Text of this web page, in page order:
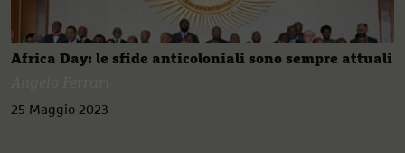
Africa Day: le sfide anticoloniali sono sempre attuali
25 Maggio 2023